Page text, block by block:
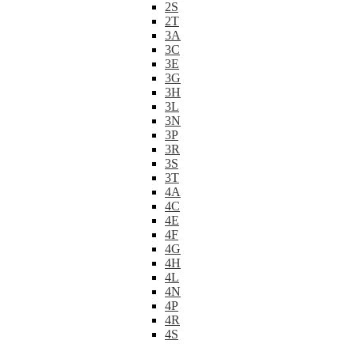
2S
2T
3A
3C
3E
3G
3H
3L
3N
3P
3R
3S
3T
4A
4C
4E
4F
4G
4H
4L
4N
4P
4R
4S